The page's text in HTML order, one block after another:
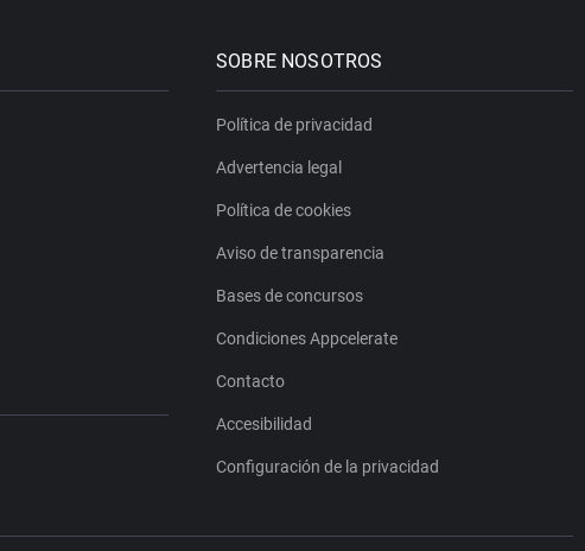
SOBRE NOSOTROS
Política de privacidad
Advertencia legal
Política de cookies
Aviso de transparencia
Bases de concursos
Condiciones Appcelerate
Contacto
Accesibilidad
Configuración de la privacidad